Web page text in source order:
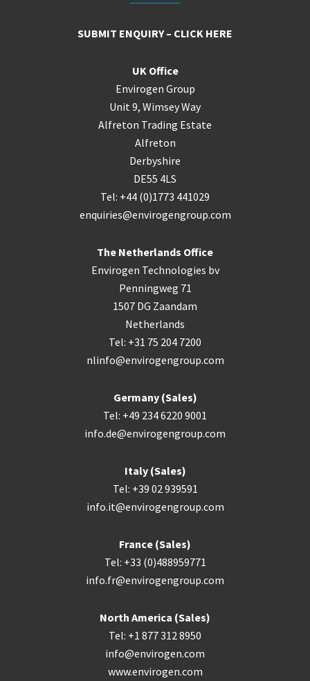
SUBMIT ENQUIRY – CLICK HERE
UK Office
Envirogen Group
Unit 9, Wimsey Way
Alfreton Trading Estate
Alfreton
Derbyshire
DE55 4LS
Tel: +44 (0)1773 441029
enquiries@envirogengroup.com
The Netherlands Office
Envirogen Technologies bv
Penningweg 71
1507 DG Zaandam
Netherlands
Tel: +31 75 204 7200
nlinfo@envirogengroup.com
Germany (Sales)
Tel: +49 234 6220 9001
info.de@envirogengroup.com
Italy (Sales)
Tel: +39 02 939591
info.it@envirogengroup.com
France (Sales)
Tel: +33 (0)488959771
info.fr@envirogengroup.com
North America (Sales)
Tel: +1 877 312 8950
info@envirogen.com
www.envirogen.com